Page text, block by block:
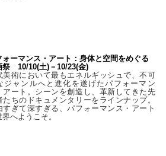
ォーマンス・アート：身体と空間をめぐる
祭 10/10(土)－10/23(金)
美術において最もエネルギッシュで、不可
ジャンルへと進化を遂げたパフォーマン
アート。シーンを創造し、革新してきた先
たちのドキュメンタリーをラインナップ。
すぎて深すぎる、パフォーマンス・アート
界へようこそ。